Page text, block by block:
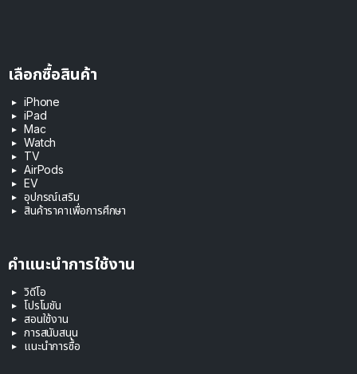
เลือกซื้อสินค้า
iPhone
iPad
Mac
Watch
TV
AirPods
EV
อุปกรณ์เสริม
สินค้าราคาเพื่อการศึกษา
คำแนะนำการใช้งาน
วิดีโอ
โปรโมชัน
สอนใช้งาน
การสนับสนุน
แนะนำการซื้อ